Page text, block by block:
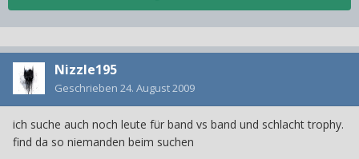
Nizzle195
Geschrieben 24. August 2009
ich suche auch noch leute für band vs band und schlacht trophy.
find da so niemanden beim suchen